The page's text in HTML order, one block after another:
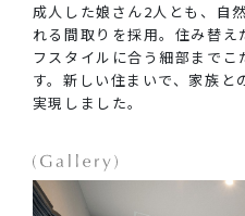
成人した娘さん2人とも、自
れる間取りを採用。住み替
フスタイルに合う細部までこ
す。新しい住まいで、家族
実現しました。